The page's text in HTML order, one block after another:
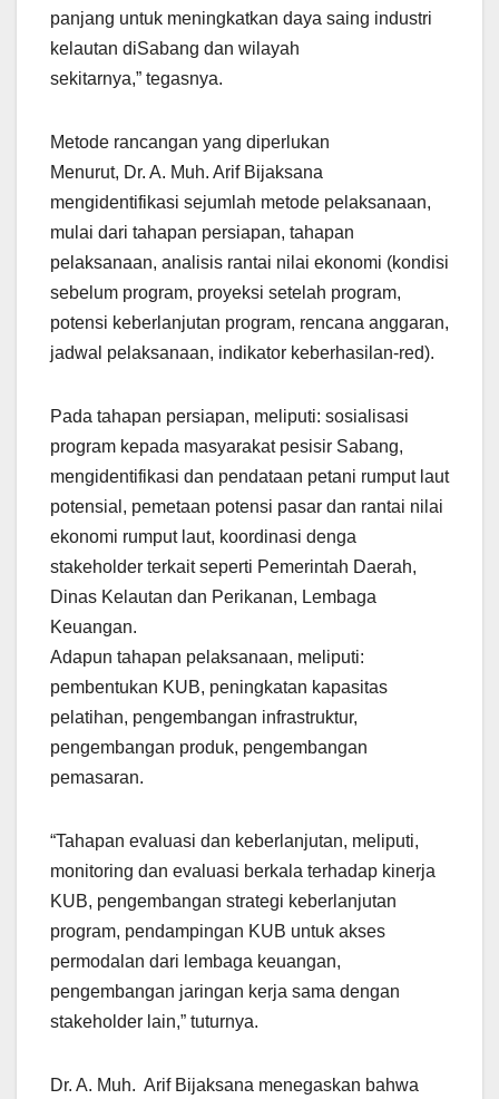
panjang untuk meningkatkan daya saing industri
kelautan diSabang dan wilayah
sekitarnya,” tegasnya.
Metode rancangan yang diperlukan
Menurut, Dr. A. Muh. Arif Bijaksana
mengidentifikasi sejumlah metode pelaksanaan,
mulai dari tahapan persiapan, tahapan
pelaksanaan, analisis rantai nilai ekonomi (kondisi
sebelum program, proyeksi setelah program,
potensi keberlanjutan program, rencana anggaran,
jadwal pelaksanaan, indikator keberhasilan-red).
Pada tahapan persiapan, meliputi: sosialisasi
program kepada masyarakat pesisir Sabang,
mengidentifikasi dan pendataan petani rumput laut
potensial, pemetaan potensi pasar dan rantai nilai
ekonomi rumput laut, koordinasi denga
stakeholder terkait seperti Pemerintah Daerah,
Dinas Kelautan dan Perikanan, Lembaga
Keuangan.
Adapun tahapan pelaksanaan, meliputi:
pembentukan KUB, peningkatan kapasitas
pelatihan, pengembangan infrastruktur,
pengembangan produk, pengembangan
pemasaran.
“Tahapan evaluasi dan keberlanjutan, meliputi,
monitoring dan evaluasi berkala terhadap kinerja
KUB, pengembangan strategi keberlanjutan
program, pendampingan KUB untuk akses
permodalan dari lembaga keuangan,
pengembangan jaringan kerja sama dengan
stakeholder lain,” tuturnya.
Dr. A. Muh. Arif Bijaksana menegaskan bahwa